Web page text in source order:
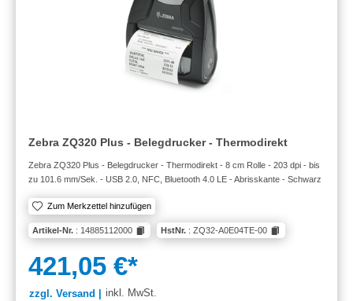
Zebra ZQ320 Plus - Belegdrucker - Thermodirekt
Zebra ZQ320 Plus - Belegdrucker - Thermodirekt - 8 cm Rolle - 203 dpi - bis
zu 101.6 mm/Sek. - USB 2.0, NFC, Bluetooth 4.0 LE - Abrisskante - Schwarz
Zum Merkzettel hinzufügen
Artikel-Nr. : 14885112000 HstNr. : ZQ32-A0E04TE-00
421,05 €*
zzgl. Versand | inkl. MwSt.